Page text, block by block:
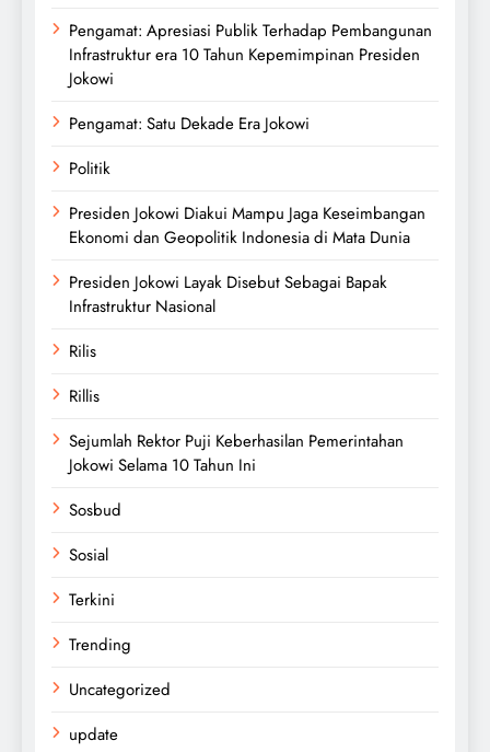
Pengamat: Apresiasi Publik Terhadap Pembangunan
Infrastruktur era 10 Tahun Kepemimpinan Presiden
Jokowi
Pengamat: Satu Dekade Era Jokowi
Politik
Presiden Jokowi Diakui Mampu Jaga Keseimbangan
Ekonomi dan Geopolitik Indonesia di Mata Dunia
Presiden Jokowi Layak Disebut Sebagai Bapak
Infrastruktur Nasional
Rilis
Rillis
Sejumlah Rektor Puji Keberhasilan Pemerintahan
Jokowi Selama 10 Tahun Ini
Sosbud
Sosial
Terkini
Trending
Uncategorized
update